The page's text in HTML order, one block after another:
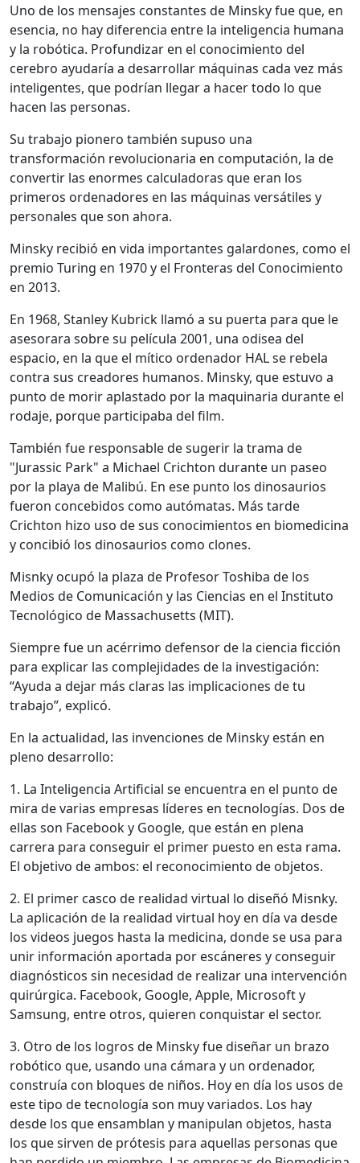
Uno de los mensajes constantes de Minsky fue que, en
esencia, no hay diferencia entre la inteligencia humana
y la robótica. Profundizar en el conocimiento del
cerebro ayudaría a desarrollar máquinas cada vez más
inteligentes, que podrían llegar a hacer todo lo que
hacen las personas.
Su trabajo pionero también supuso una
transformación revolucionaria en computación, la de
convertir las enormes calculadoras que eran los
primeros ordenadores en las máquinas versátiles y
personales que son ahora.
Minsky recibió en vida importantes galardones, como el
premio Turing en 1970 y el Fronteras del Conocimiento
en 2013.
En 1968, Stanley Kubrick llamó a su puerta para que le
asesorara sobre su película 2001, una odisea del
espacio, en la que el mítico ordenador HAL se rebela
contra sus creadores humanos. Minsky, que estuvo a
punto de morir aplastado por la maquinaria durante el
rodaje, porque participaba del film.
También fue responsable de sugerir la trama de
"Jurassic Park" a Michael Crichton durante un paseo
por la playa de Malibú. En ese punto los dinosaurios
fueron concebidos como autómatas. Más tarde
Crichton hizo uso de sus conocimientos en biomedicina
y concibió los dinosaurios como clones.
Misnky ocupó la plaza de Profesor Toshiba de los
Medios de Comunicación y las Ciencias en el Instituto
Tecnológico de Massachusetts (MIT).
Siempre fue un acérrimo defensor de la ciencia ficción
para explicar las complejidades de la investigación:
“Ayuda a dejar más claras las implicaciones de tu
trabajo”, explicó.
En la actualidad, las invenciones de Minsky están en
pleno desarrollo:
1. La Inteligencia Artificial se encuentra en el punto de
mira de varias empresas líderes en tecnologías. Dos de
ellas son Facebook y Google, que están en plena
carrera para conseguir el primer puesto en esta rama.
El objetivo de ambos: el reconocimiento de objetos.
2. El primer casco de realidad virtual lo diseñó Misnky.
La aplicación de la realidad virtual hoy en día va desde
los videos juegos hasta la medicina, donde se usa para
unir información aportada por escáneres y conseguir
diagnósticos sin necesidad de realizar una intervención
quirúrgica. Facebook, Google, Apple, Microsoft y
Samsung, entre otros, quieren conquistar el sector.
3. Otro de los logros de Minsky fue diseñar un brazo
robótico que, usando una cámara y un ordenador,
construía con bloques de niños. Hoy en día los usos de
este tipo de tecnología son muy variados. Los hay
desde los que ensamblan y manipulan objetos, hasta
los que sirven de prótesis para aquellas personas que